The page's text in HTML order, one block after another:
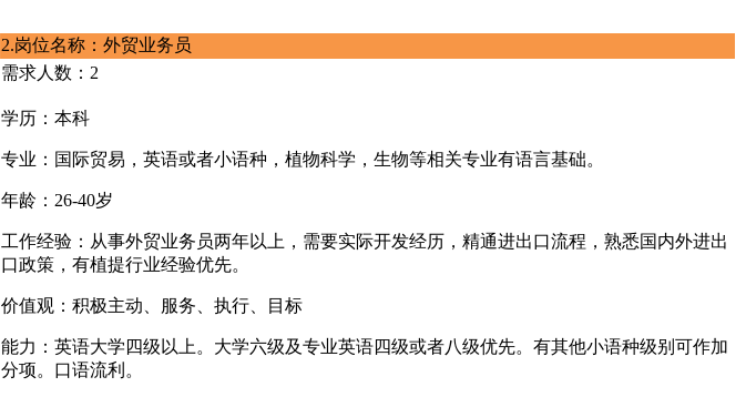
2.岗位名称：外贸业务员
需求人数：2
学历：本科
专业：国际贸易，英语或者小语种，植物科学，生物等相关专业有语言基础。
年龄：26-40岁
工作经验：从事外贸业务员两年以上，需要实际开发经历，精通进出口流程，熟悉国内外进出
口政策，有植提行业经验优先。
价值观：积极主动、服务、执行、目标
能力：英语大学四级以上。大学六级及专业英语四级或者八级优先。有其他小语种级别可作加
分项。口语流利。